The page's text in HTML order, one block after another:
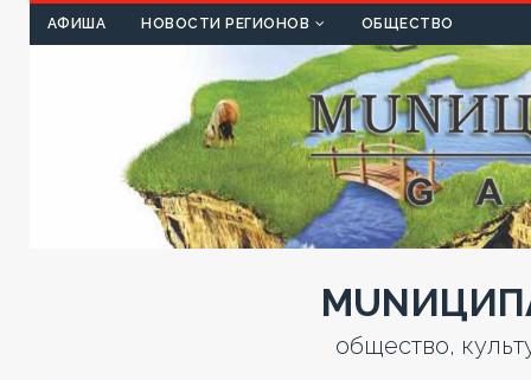
АФИША НОВОСТИ РЕГИОНОВ ОБЩЕСТВО
общество,